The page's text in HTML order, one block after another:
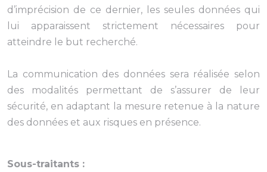
d’imprécision de ce dernier, les seules données qui
lui apparaissent strictement nécessaires pour
atteindre le but recherché.
La communication des données sera réalisée selon
des modalités permettant de s’assurer de leur
sécurité, en adaptant la mesure retenue à la nature
des données et aux risques en présence.
Sous-traitants :